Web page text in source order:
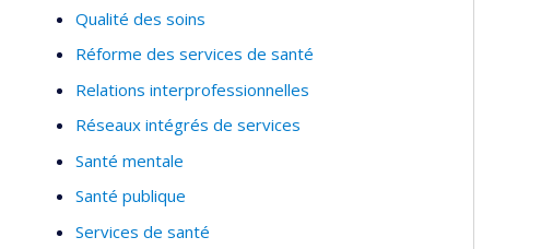
Qualité des soins
Réforme des services de santé
Relations interprofessionnelles
Réseaux intégrés de services
Santé mentale
Santé publique
Services de santé